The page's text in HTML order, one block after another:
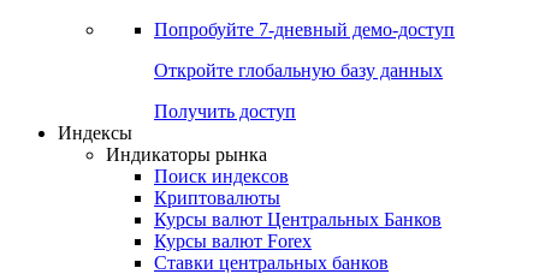
Попробуйте 7-дневный демо-доступ
Откройте глобальную базу данных
Получить доступ
Индексы
Индикаторы рынка
Поиск индексов
Криптовалюты
Курсы валют Центральных Банков
Курсы валют Forex
Ставки центральных банков